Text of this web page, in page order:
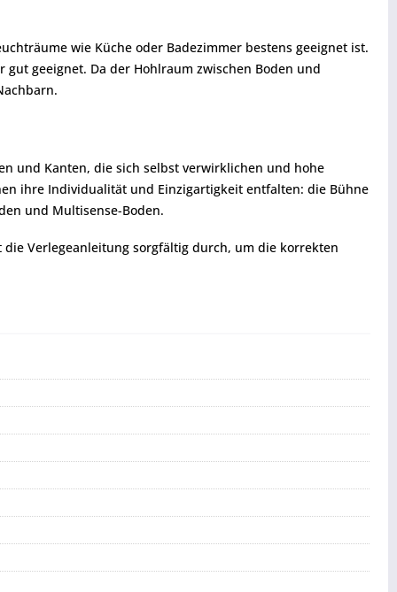
wie Küche oder Badezimmer bestens geeignet ist.
geeignet. Da der Hohlraum zwischen Boden und
und Kanten, die sich selbst verwirklichen und hohe
ihre Individualität und Einzigartigkeit entfalten: die Bühne
und Multisense-Boden.
Verlegeanleitung sorgfältig durch, um die korrekten